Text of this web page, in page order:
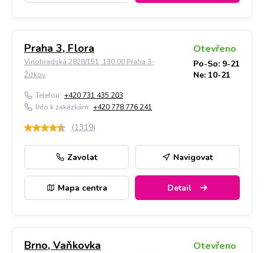
Praha 3, Flora
Vinohradská 2828/151, 130 00 Praha 3-
Žižkov
Otevřeno
Po-So: 9-21
Ne: 10-21
Telefon: +420 731 435 203
Info k zakázkám: +420 778 776 241
(1319)
Zavolat Navigovat
Mapa centra Detail
Brno, Vaňkovka Otevřeno